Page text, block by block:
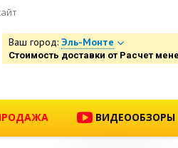
Ваш город: Эль-Монте
Стоимость доставки от Расчет
ВИДЕООБЗОРЫ